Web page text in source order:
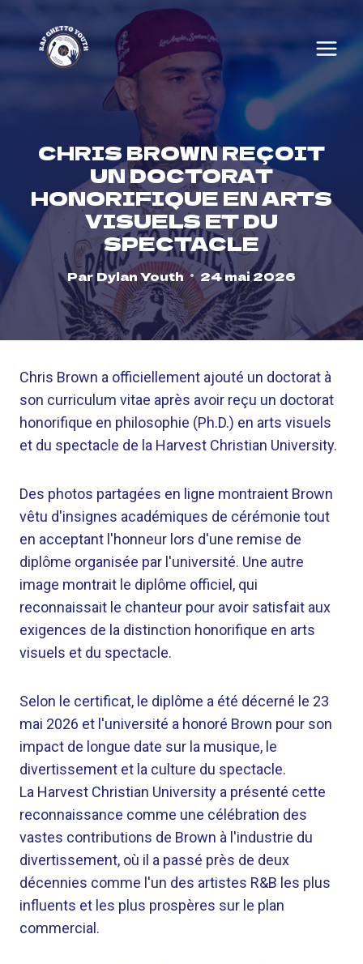
to
content
CHRIS BROWN REÇOIT
UN DOCTORAT
HONORIFIQUE EN ARTS
VISUELS ET DU
SPECTACLE
Par Dylan Youth 24 mai 2026
Chris Brown a officiellement ajouté un doctorat à
son curriculum vitae après avoir reçu un doctorat
honorifique en philosophie (Ph.D.) en arts visuels
et du spectacle de la Harvest Christian University.
Des photos partagées en ligne montraient Brown
vêtu d'insignes académiques de cérémonie tout
en acceptant l'honneur lors d'une remise de
diplôme organisée par l'université. Une autre
image montrait le diplôme officiel, qui
reconnaissait le chanteur pour avoir satisfait aux
exigences de la distinction honorifique en arts
visuels et du spectacle.
Selon le certificat, le diplôme a été décerné le 23
mai 2026 et l'université a honoré Brown pour son
impact de longue date sur la musique, le
divertissement et la culture du spectacle.
La Harvest Christian University a présenté cette
reconnaissance comme une célébration des
vastes contributions de Brown à l'industrie du
divertissement, où il a passé près de deux
décennies comme l'un des artistes R&B les plus
influents et les plus prospères sur le plan
commercial.